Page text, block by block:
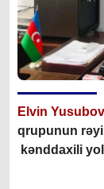
Elvin
qrupunun
kənddaxili